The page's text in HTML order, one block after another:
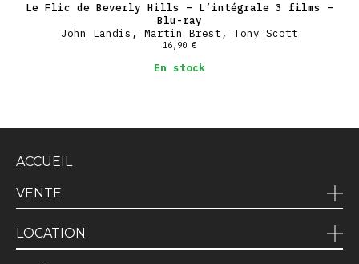
Le Flic de Beverly Hills – L’intégrale 3 films –
Blu-ray
John Landis, Martin Brest, Tony Scott
16,90 €
En stock
ACCUEIL
VENTE
LOCATION